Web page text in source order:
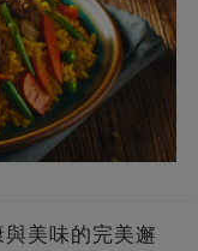
美味的完美邂